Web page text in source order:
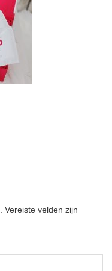
Vereiste velden zijn